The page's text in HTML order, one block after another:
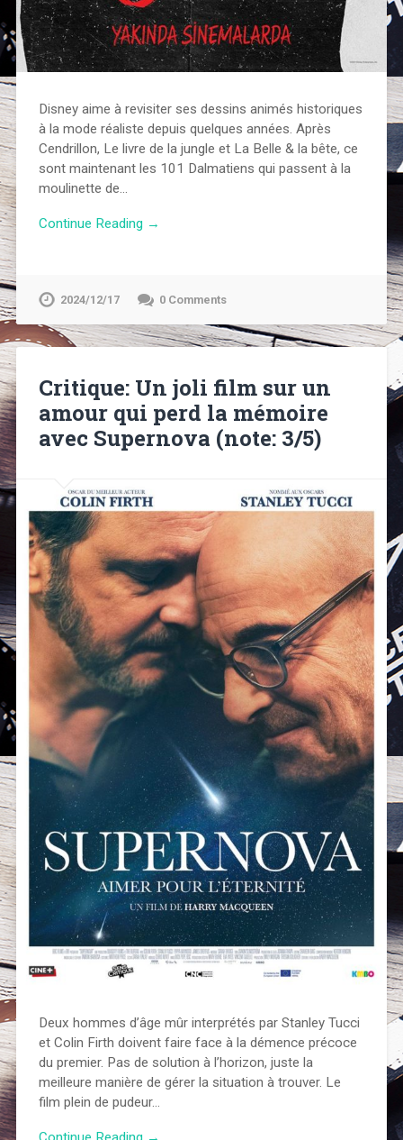
Disney aime à revisiter ses dessins animés historiques
à la mode réaliste depuis quelques années. Après
Cendrillon, Le livre de la jungle et La Belle & la bête, ce
sont maintenant les 101 Dalmatiens qui passent à la
moulinette de…
Continue Reading →
2024/12/17 0 Comments
Critique: Un joli film sur un
amour qui perd la mémoire
avec Supernova (note: 3/5)
Deux hommes d’âge mûr interprétés par Stanley Tucci
et Colin Firth doivent faire face à la démence précoce
du premier. Pas de solution à l’horizon, juste la
meilleure manière de gérer la situation à trouver. Le
film plein de pudeur…